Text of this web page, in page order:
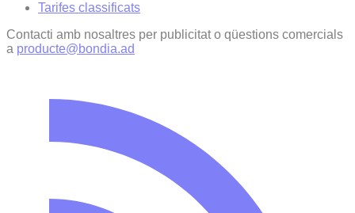
Tarifes classificats
Contacti amb nosaltres per publicitat o qüestions comercials
a producte@bondia.ad